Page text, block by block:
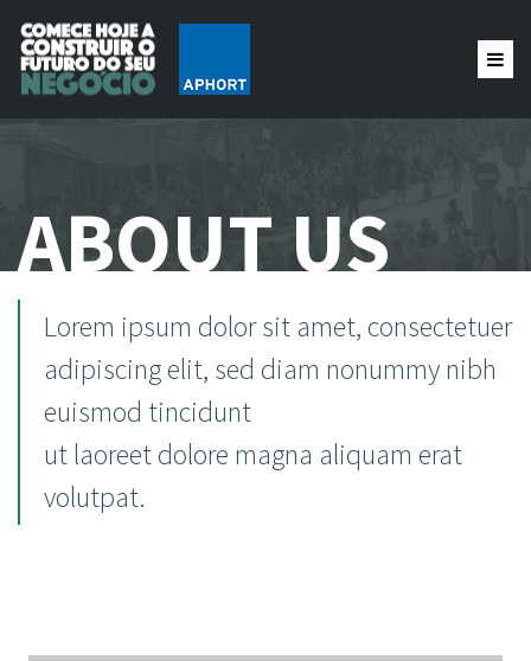
ABOUT US
Lorem ipsum dolor sit amet, consectetuer
adipiscing elit, sed diam nonummy nibh
euismod tincidunt
ut laoreet dolore magna aliquam erat
volutpat.